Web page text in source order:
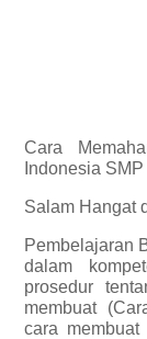
Cara
Indonesia
Salam Hangat
Pembelajaran
dalam
prosedur
membuat
cara